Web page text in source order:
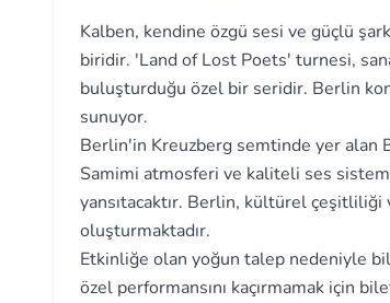
Kalben, kendine özgü sesi ve güçlü
biridir. 'Land of Lost Poets' turnesi,
buluşturduğu özel bir seridir. Berlin
sunuyor.
Berlin'in Kreuzberg semtinde yer alan
Samimi atmosferi ve kaliteli ses
yansıtacaktır. Berlin, kültürel
oluşturmaktadır.
Etkinliğe olan yoğun talep nedeniyle
özel performansını kaçırmamak için